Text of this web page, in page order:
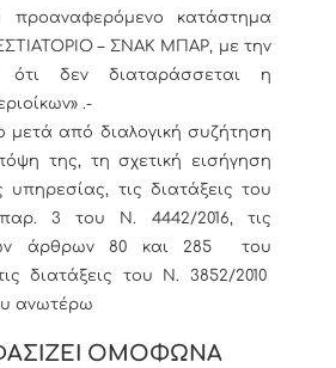
προαναφερόμενο κατάστημα
– ΣΝΑΚ ΜΠΑΡ, με την
ότι δεν διαταράσσεται η
.-
μετά από διαλογική συζήτηση
της, τη σχετική εισήγηση
υπηρεσίας, τις διατάξεις του
3 του Ν. 4442/2016, τις
άρθρων 80 και 285 του
διατάξεις του Ν. 3852/2010
ανωτέρω
ΟΜΟΦΩΝΑ